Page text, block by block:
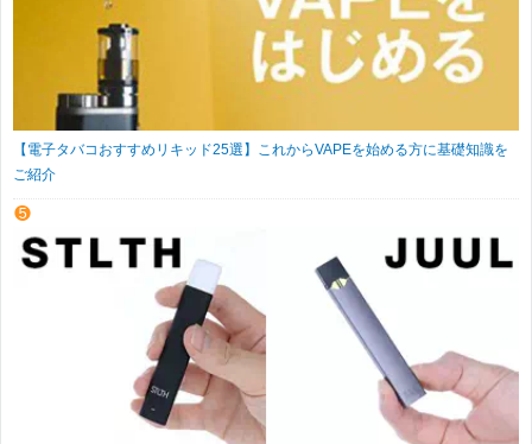
【電子タバコおすすめリキッド25選】これからVAPEを始める方に基礎知識を
ご紹介